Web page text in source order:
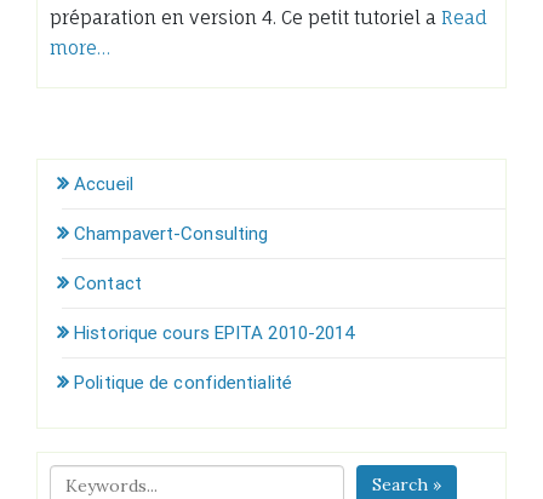
préparation en version 4. Ce petit tutoriel a Read
more…
Accueil
Champavert-Consulting
Contact
Historique cours EPITA 2010-2014
Politique de confidentialité
Search »